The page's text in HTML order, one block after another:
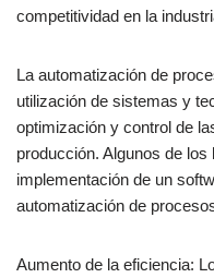
competitividad en la
La automatización de
utilización de sistemas y
optimización y control de
producción. Algunos de
implementación de un
automatización de
Aumento de la eficiencia: